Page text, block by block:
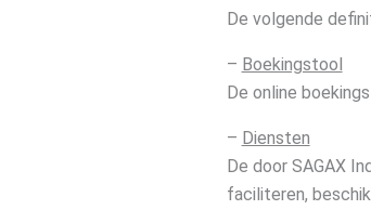
De volgende
– Boekingstool
De online
– Diensten
De door SAGAX
faciliteren,